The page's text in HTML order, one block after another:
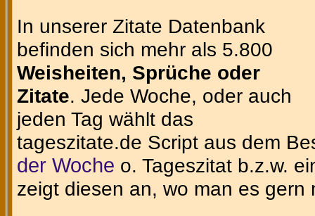
In unserer Zitate Datenbank
befinden sich mehr als 5.800
Weisheiten, Sprüche oder
Zitate. Jede Woche, oder auch
jeden Tag wählt das
tageszitate.de Script aus dem
der Woche o. Tageszitat b.z.w.
zeigt diesen an, wo man es gern